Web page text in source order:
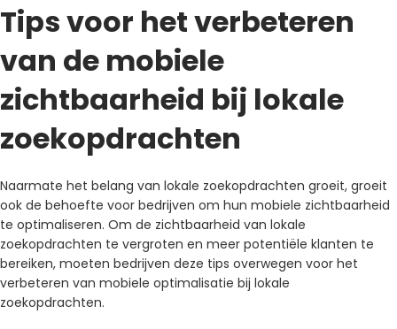
Tips voor het verbeteren
van de mobiele
zichtbaarheid bij lokale
zoekopdrachten
Naarmate het belang van lokale zoekopdrachten groeit, groeit
ook de behoefte voor bedrijven om hun mobiele zichtbaarheid
te optimaliseren. Om de zichtbaarheid van lokale
zoekopdrachten te vergroten en meer potentiële klanten te
bereiken, moeten bedrijven deze tips overwegen voor het
verbeteren van mobiele optimalisatie bij lokale
zoekopdrachten.